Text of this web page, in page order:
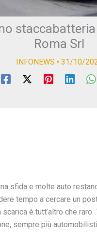
Roma Srl
INFONEWS • 31/10/
sfida e molte auto
tempo a cercare un
è tutt’altro che raro.
sempre più automobilisti